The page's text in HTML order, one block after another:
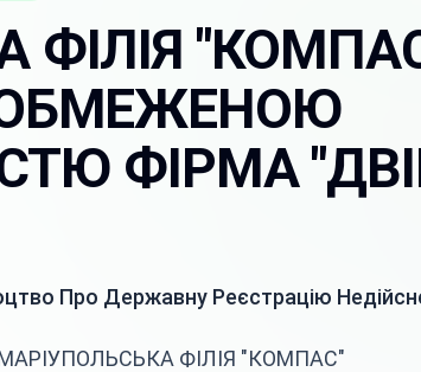
ФІЛІЯ
ФІРМА
Про Державну Реєстрацію
МАРІУПОЛЬСЬКА ФІЛІЯ "КОМПАС"